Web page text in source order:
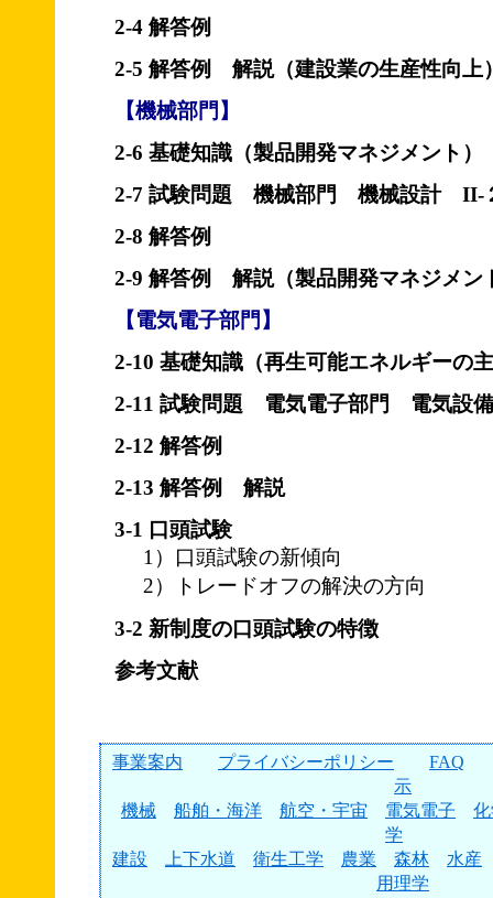
2-4 解答例
2-5 解答例 解説（建設業の生産性向上
【機械部門】
2-6 基礎知識（製品開発マネジメント）
2-7 試験問題 機械部門 機械設計 II-
2-8 解答例
2-9 解答例 解説（製品開発マネジメン
【電気電子部門】
2-10 基礎知識（再生可能エネルギーの
2-11 試験問題 電気電子部門 電気設
2-12 解答例
2-13 解答例 解説
3-1 口頭試験
1）口頭試験の新傾向
2）トレードオフの解決の方向
3-2 新制度の口頭試験の特徴
参考文献
事業案内 プライバシーポリシー
FAQ
示
機械
船舶・海洋 航空・宇宙 電気電子
学
建設
上下水道 衛生工学 農業 森林
水産
用理学